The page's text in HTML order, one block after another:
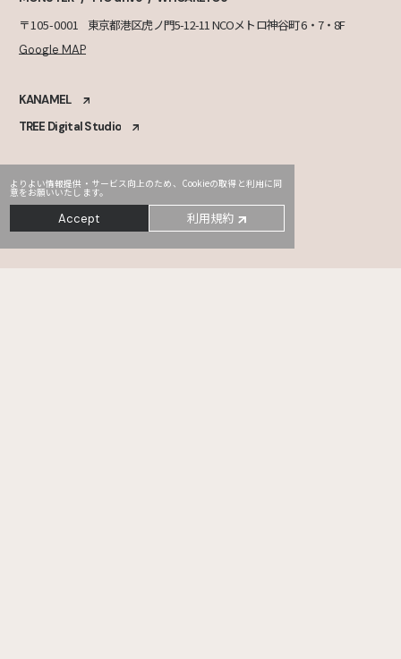
よりよい情報提供・サービス向上のため、Cookieの取得と利用に同
意をお願いいたします。
Accept 利用規約
〒105-0001 東京都港区虎ノ門5-12-11 NCOメトロ神谷町 6・7・8F
Google MAP
KANAMEL
TREE Digital Studio